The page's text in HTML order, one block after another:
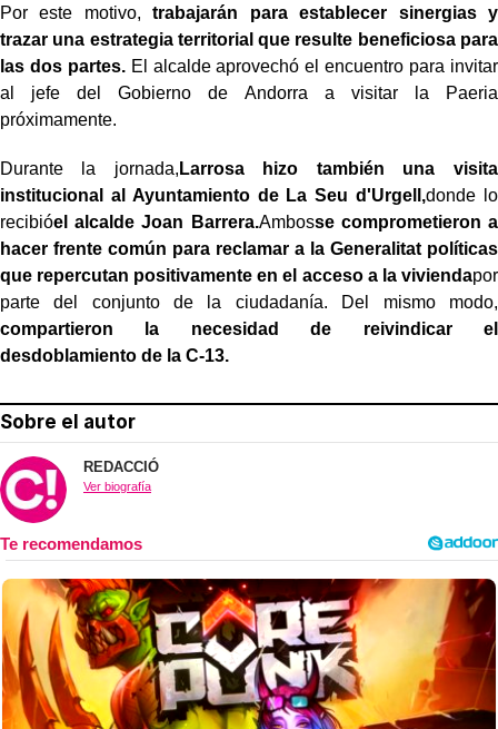
Por este motivo,trabajarán para establecer sinergias y
trazar una estrategia territorial que resulte beneficiosa para
las dos partes.El alcalde aprovechó el encuentro para invitar
al jefe del Gobierno de Andorra a visitar la Paeria
próximamente.
Durante la jornada, Larrosa hizo también una visita
institucional al Ayuntamiento de La Seu d'Urgell,donde lo
recibióel alcalde Joan Barrera.Ambosse comprometieron a
hacer frente común para reclamar a la Generalitat políticas
que repercutan positivamente en el acceso a la viviendapor
parte del conjunto de la ciudadanía. Del mismo modo,
compartieron la necesidad de reivindicar el
desdoblamiento de la C-13.
Sobre el autor
REDACCIÓ
Ver biografía